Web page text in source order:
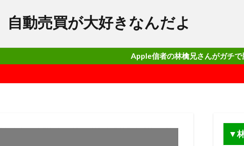
自動売買が大好きなんだよ
Apple信者の林檎兄さんがガチで勝てるFX案件
▼